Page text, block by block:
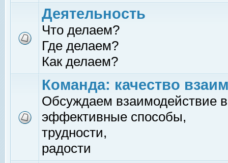
Деятельность
Что делаем?
Где делаем?
Как делаем?
Команда: качество
Обсуждаем взаимодействие
эффективные способы,
трудности,
радости